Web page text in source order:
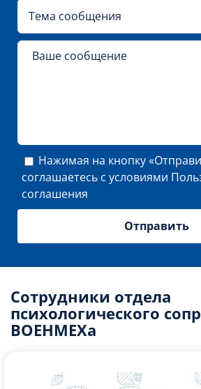
Нажимая на кнопку
соглашаетесь с условиями
соглашения
Сотрудники отдела
психологического
ВОЕНМЕХа